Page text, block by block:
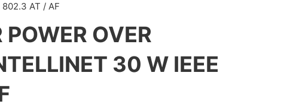
802.3 AT / AF
OVER
30 W IEEE